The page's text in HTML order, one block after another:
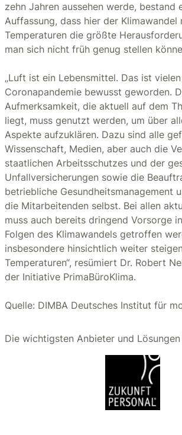
zehn Jahren aussehen werde, bestand
Auffassung, dass hier der Klimawandel
Temperaturen die größte
man sich nicht früh genug stellen
„Luft ist ein Lebensmittel. Das ist
Coronapandemie bewusst geworden.
Aufmerksamkeit, die aktuell auf dem
liegt, muss genutzt werden, um über
Aspekte aufzuklären. Dazu sind alle
Wissenschaft, Medien, aber auch die
staatlichen Arbeitsschutzes und der
Unfallversicherungen sowie die
betriebliche Gesundheitsmanagement
die Mitarbeitenden selbst. Bei allen
muss auch bereits dringend Vorsorge
Folgen des Klimawandels getroffen
insbesondere hinsichtlich weiter
Temperaturen“, resümiert Dr. Robert
der Initiative PrimaBüroKlima.
Quelle: DIMBA Deutsches Institut für
Die wichtigsten Anbieter und